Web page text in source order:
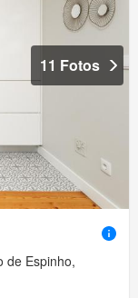
11 Fotos
de Espinho,